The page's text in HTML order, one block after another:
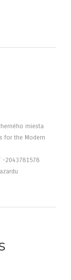
miesta
for the Modern
-2043781578